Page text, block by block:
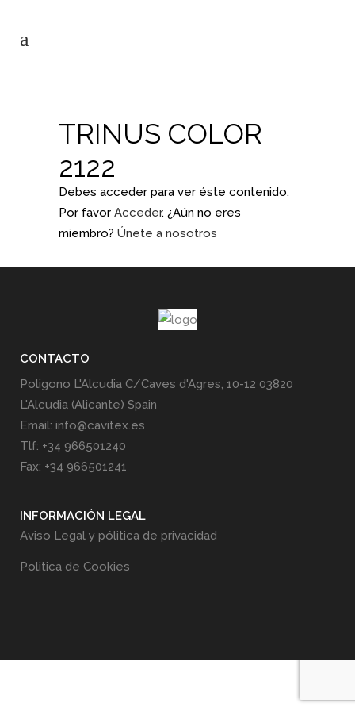
TRINUS COLOR
2122
Debes acceder para ver éste contenido.
Por favor Acceder. ¿Aún no eres
miembro? Únete a nosotros
CONTACTO
Poligono L'Alcudia C/Caves d'Agres, 10-12 03820
L'Alcudia (Alicante) Spain
Email: info@cavitex.es
Tlf: +34 966501240
Fax: +34 966501241
INFORMACIÓN LEGAL
Aviso Legal y pólitica de privacidad
Politica de Cookies